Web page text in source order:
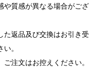
や質感が異なる場合がござ
た返品及び交換はお引き受
。
注文はお控えください。